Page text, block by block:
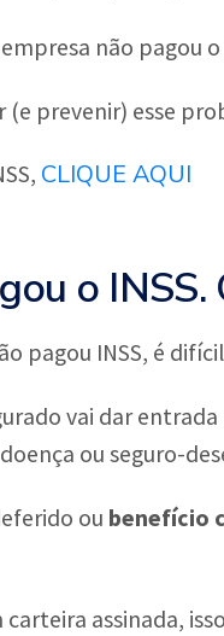
não pagou
prevenir) esse
CLIQUE AQUI
o INSS.
pagou INSS, é
vai dar
ou seguro-
ou benefício
assinada,